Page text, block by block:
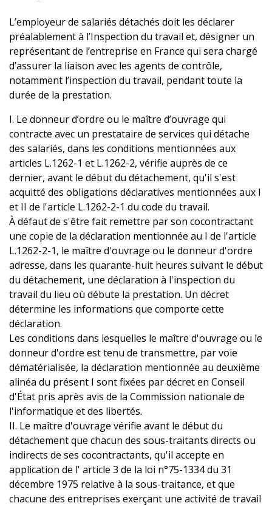
L’employeur de salariés détachés doit les déclarer
préalablement à l’Inspection du travail et, désigner un
représentant de l’entreprise en France qui sera chargé
d’assurer la liaison avec les agents de contrôle,
notamment l’inspection du travail, pendant toute la
durée de la prestation.
I. Le donneur d’ordre ou le maître d’ouvrage qui
contracte avec un prestataire de services qui détache
des salariés, dans les conditions mentionnées aux
articles L.1262-1 et L.1262-2, vérifie auprès de ce
dernier, avant le début du détachement, qu'il s'est
acquitté des obligations déclaratives mentionnées aux I
et II de l'article L.1262-2-1 du code du travail.
À défaut de s'être fait remettre par son cocontractant
une copie de la déclaration mentionnée au I de l'article
L.1262-2-1, le maître d'ouvrage ou le donneur d'ordre
adresse, dans les quarante-huit heures suivant le début
du détachement, une déclaration à l'inspection du
travail du lieu où débute la prestation. Un décret
détermine les informations que comporte cette
déclaration.
Les conditions dans lesquelles le maître d'ouvrage ou le
donneur d'ordre est tenu de transmettre, par voie
dématérialisée, la déclaration mentionnée au deuxième
alinéa du présent I sont fixées par décret en Conseil
d'État pris après avis de la Commission nationale de
l'informatique et des libertés.
II. Le maître d'ouvrage vérifie avant le début du
détachement que chacun des sous-traitants directs ou
indirects de ses cocontractants, qu'il accepte en
application de l' article 3 de la loi n°75-1334 du 31
décembre 1975 relative à la sous-traitance, et que
chacune des entreprises exerçant une activité de travail